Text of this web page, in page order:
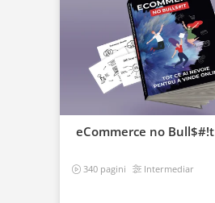
eCommerce no Bull$#!t
340 pagini Intermediar